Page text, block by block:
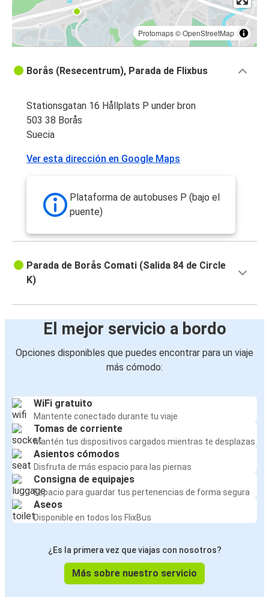
Protomaps©OpenStreetMap
Borås (Resecentrum), Parada de Flixbus
Stationsgatan 16 Hållplats P under bron
503 38 Borås
Suecia
Ver esta dirección en Google Maps
Plataforma de autobuses P (bajo el
puente)
Parada de Borås Comati (Salida 84 de Circle
K)
El mejor servicio a bordo
Opciones disponibles que puedes encontrar para un viaje
más cómodo:
WiFi gratuito
Mantente conectado durante tu viaje
Tomas de corriente
Mantén tus dispositivos cargados mientras te desplazas
Asientos cómodos
Disfruta de más espacio para las piernas
Consigna de equipajes
Espacio para guardar tus pertenencias de forma segura
Aseos
Disponible en todos los FlixBus
¿Es la primera vez que viajas con nosotros?
Más sobre nuestro servicio